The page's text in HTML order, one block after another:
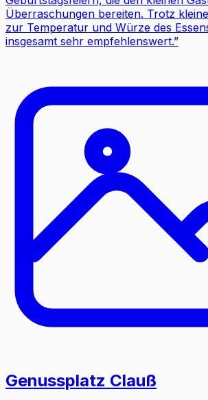
Überraschungen bereiten. Trotz
zur Temperatur und Würze des
insgesamt sehr empfehlenswert.”
Genussplatz Clauß